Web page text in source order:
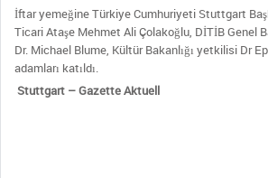
İftar yemeğine Türkiye Cumhuriyeti Stuttgart
Ticari Ataşe Mehmet Ali Çolakoğlu, DİTİB Genel
Dr. Michael Blume, Kültür Bakanlığı yetkilisi Dr
adamları katıldı.
Stuttgart – Gazette Aktuell